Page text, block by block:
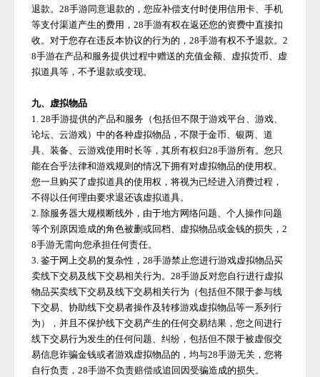
退款。28手游同意退款的，您应补偿支付时使用信用卡、手机
等支付渠道产生的费用，28手游有权在返还您的资费中直接扣
收。对于您存在违反本协议的行为的，28手游有权不予退款。2
8手游在产品和服务提供过程中赠送的充值金额、虚拟货币、虚
拟道具等，不予退款或变现。
九、虚拟物品
1.28手游提供的产品和服务（包括但不限于游戏平台、游戏、
论坛、云游戏）中的各种虚拟物品，不限于金币、银两、道
具、装备、云游戏使用时长等，其所有权归28手游所有。您只
能在合乎法律和游戏规则的情况下拥有对虚拟物品的使用权。
您一旦购买了虚拟道具的使用权，将视为已经进入消费过程，
不得以任何理由要求退还该虚拟道具。
2. 除服务器大规模断线外，由于地方网络问题、个人操作问题
等个别原因造成的角色被删或回档、虚拟物品或金钱的损失，2
8手游无需向您承担任何责任。
3. 鉴于网上交易的复杂性，28手游禁止您进行游戏虚拟物品买
卖线下交易及线下交易相关行为。28手游反对您自行进行虚拟
物品买卖线下交易及线下交易相关行为（包括但不限于参与线
下交易、协助线下交易者操作及转移游戏虚拟物品等一系列行
为），并且不保护线下交易产生的任何交易结果，您之间进行
线下交易行为发生的任何问题、纠纷，包括但不限于被虚假交
易信息诈骗金钱或者游戏虚拟物品的，均与28手游无关，您将
自行负责，28手游不负责赔偿或追回因受骗造成的损失。